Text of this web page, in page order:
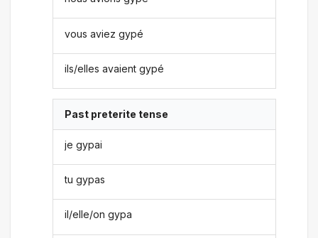
vous aviez gypé
ils/elles avaient gypé
Past preterite tense
je gypai
tu gypas
il/elle/on gypa